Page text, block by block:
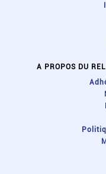
A PROPOS DU